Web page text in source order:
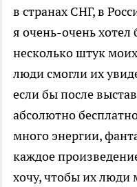
в странах СНГ, в
я очень-очень
несколько штук
люди смогли их
если бы после
абсолютно
много энергии,
каждое
хочу, чтобы их люди